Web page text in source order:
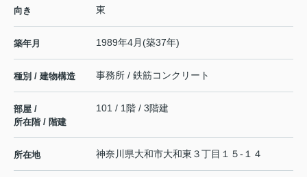
向き 東
築年月 1989年4月(築37年)
種別 / 建物構造 事務所 / 鉄筋コンクリート
部屋 /
所在階 / 階建
101 / 1階 / 3階建
所在地 神奈川県大和市大和東 ３丁目１５-１４